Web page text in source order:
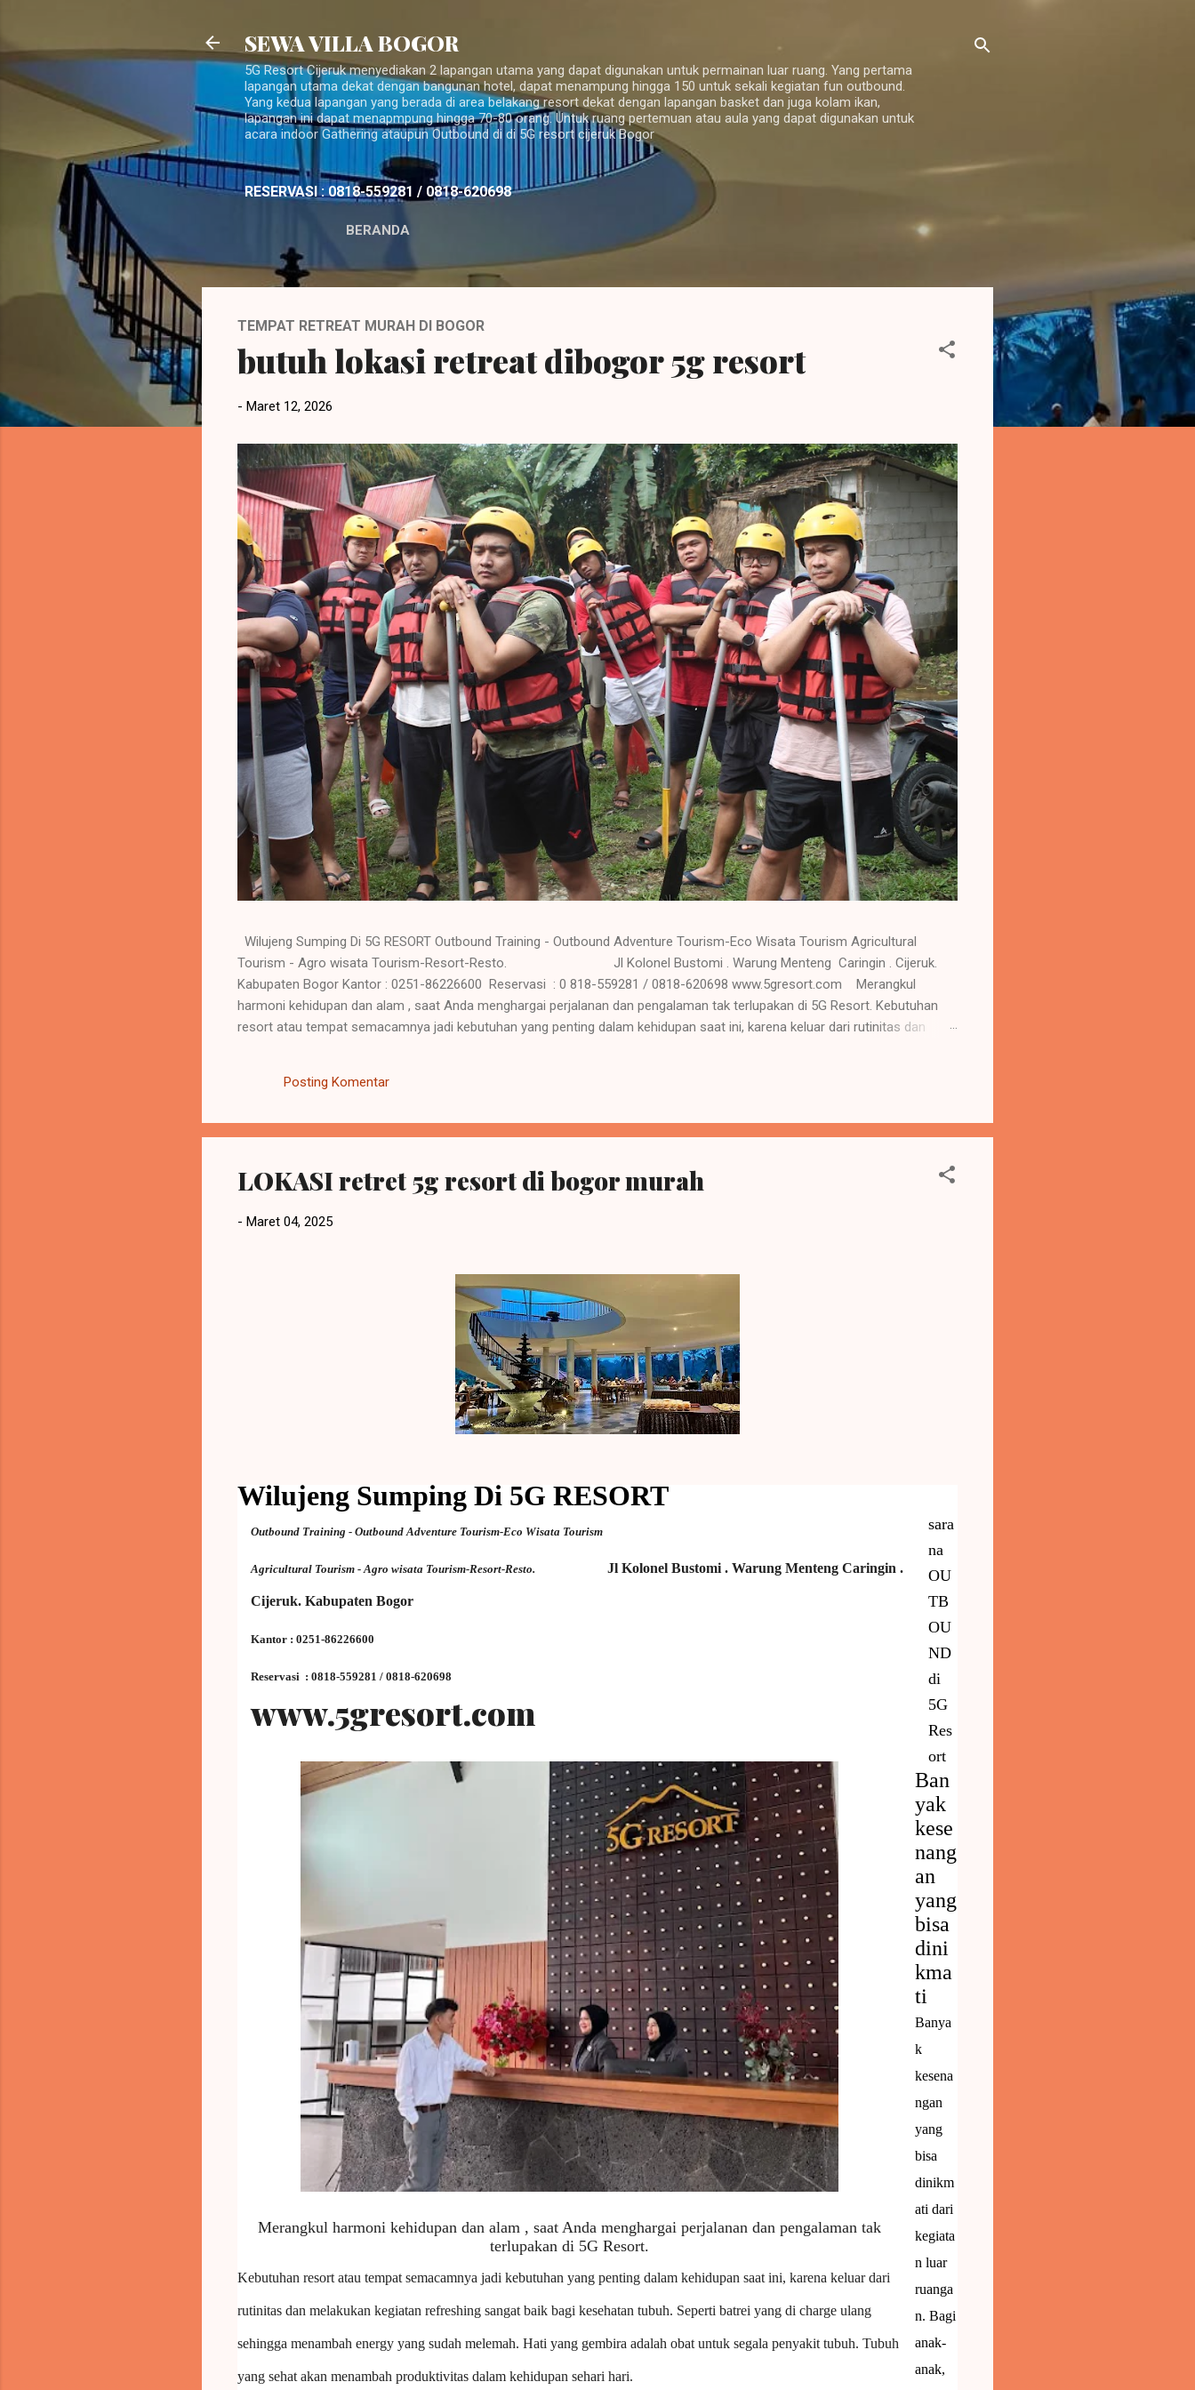
SEWA VILLA BOGOR
5G Resort Cijeruk menyediakan 2 lapangan utama yang dapat digunakan untuk permainan luar ruang. Yang pertama
lapangan utama dekat dengan bangunan hotel, dapat menampung hingga 150 untuk sekali kegiatan fun outbound.
Yang kedua lapangan yang berada di area belakang resort dekat dengan lapangan basket dan juga kolam ikan,
lapangan ini dapat menapmpung hingga 70-80 orang. Untuk ruang pertemuan atau aula yang dapat digunakan untuk
acara indoor Gathering ataupun Outbound di di 5G resort cijeruk Bogor
RESERVASI : 0818-559281 / 0818-620698
BERANDA
TEMPAT RETREAT MURAH DI BOGOR
butuh lokasi retreat dibogor 5g resort
- Maret 12, 2026
Wilujeng Sumping Di 5G RESORT Outbound Training - Outbound Adventure Tourism-Eco Wisata Tourism Agricultural
Tourism - Agro wisata Tourism-Resort-Resto. Jl Kolonel Bustomi . Warung Menteng Caringin . Cijeruk.
Kabupaten Bogor Kantor : 0251-86226600 Reservasi : 0 818-559281 / 0818-620698 www.5gresort.com Merangkul
harmoni kehidupan dan alam , saat Anda menghargai perjalanan dan pengalaman tak terlupakan di 5G Resort. Kebutuhan
resort atau tempat semacamnya jadi kebutuhan yang penting dalam kehidupan saat ini, karena keluar dari rutinitas dan
menambah produktivitas dalam kehidupan sehari hari. 5G Resort tampil dengan keungg...
Posting Komentar
LOKASI retret 5g resort di bogor murah
- Maret 04, 2025
Wilujeng Sumping Di 5G RESORT
Outbound Training - Outbound Adventure Tourism-Eco Wisata Tourism
Agricultural Tourism - Agro wisata Tourism-Resort-Resto. Jl Kolonel Bustomi . Warung Menteng Caringin .
Cijeruk. Kabupaten Bogor
Kantor : 0251-86226600
Reservasi : 0818-559281 / 0818-620698
www.5gresort.com
Merangkul harmoni kehidupan dan alam , saat Anda menghargai perjalanan dan pengalaman tak
terlupakan di 5G Resort.
Kebutuhan resort atau tempat semacamnya jadi kebutuhan yang penting dalam kehidupan saat ini, karena keluar dari
rutinitas dan melakukan kegiatan refreshing sangat baik bagi kesehatan tubuh. Seperti batrei yang di charge ulang
sehingga menambah energy yang sudah melemah. Hati yang gembira adalah obat untuk segala penyakit tubuh. Tubuh
yang sehat akan menambah produktivitas dalam kehidupan sehari hari.
sara
na
OU
TB
OU
ND
di
5G
Res
ort
Ban
yak
kese
nang
an
yang
bisa
dini
kma
ti
Banya
k
kesena
ngan
yang
bisa
dinikm
ati dari
kegiata
n luar
ruanga
n. Bagi
anak-
anak,